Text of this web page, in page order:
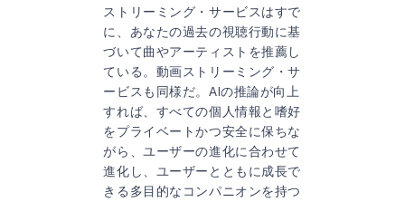
ストリーミング・サービスはすで
に、あなたの過去の視聴行動に基
づいて曲やアーティストを推薦し
ている。動画ストリーミング・サ
ービスも同様だ。AIの推論が向上
すれば、すべての個人情報と嗜好
をプライベートかつ安全に保ちな
がら、ユーザーの進化に合わせて
進化し、ユーザーとともに成長で
きる多目的なコンパニオンを持つ